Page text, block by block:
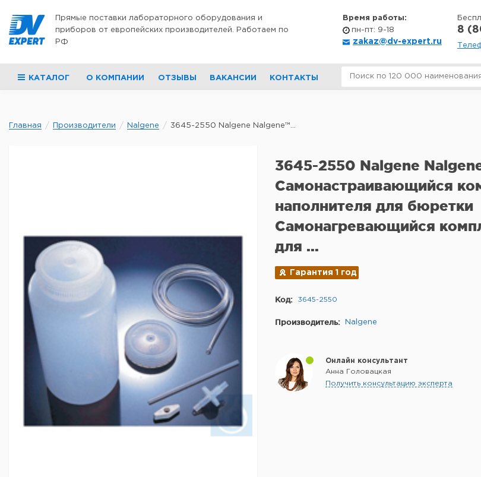
Прямые поставки лабораторного оборудования и
приборов от европейских производителей. Работаем по
РФ
Время работы:
пн-пт: 9-18
zakaz@dv-expert.ru
8
КАТАЛОГ О КОМПАНИИ ОТЗЫВЫ ВАКАНСИИ КОНТАКТЫ
Главная Производители Nalgene 3645-2550 Nalgene Nalgene™...
3645-2550 Nalgene
Самонастраивающийся
наполнителя для бюретки
Самонагревающийся
для ...
Гарантия 1 год
Код: 3645-2550
Производитель: Nalgene
Онлайн консультант
Анна Головацкая
Получить консультацию эксперта